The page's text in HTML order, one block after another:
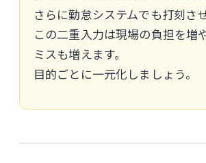
さらに勤怠システムでも打刻さ
この二重入力は現場の負担を増
ミスも増えます。
目的ごとに一元化しましょう。